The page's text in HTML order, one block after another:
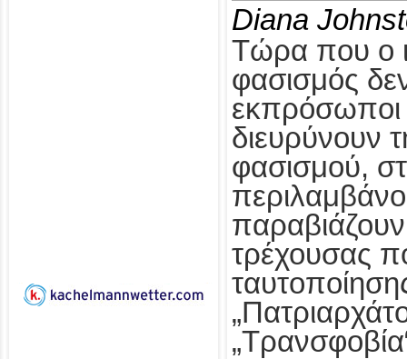
Diana
Τώρα που ο
φασισμός
εκπρόσωποι
διευρύνουν
φασισμού,
τρέχουσας